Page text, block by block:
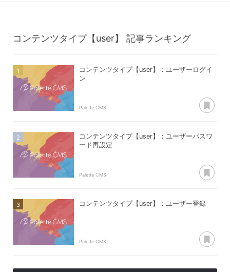
コンテンツタイプ【user】 記事ランキング
コンテンツタイプ【user】：ユーザーログイ
ン
Palette CMS
コンテンツタイプ【user】：ユーザーパスワ
ード再設定
Palette CMS
コンテンツタイプ【user】：ユーザー登録
Palette CMS